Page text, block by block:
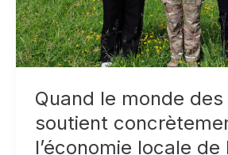
Quand le monde
soutient
l’économie locale de